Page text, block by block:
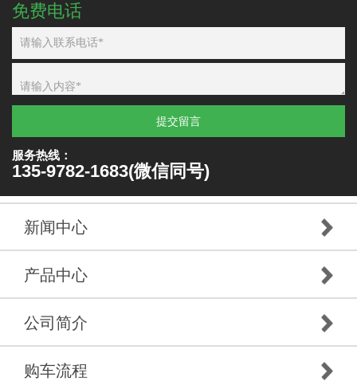
免费电话
提交留言
服务热线：
135-9782-1683(微信同号)
新闻中心
产品中心
公司简介
购车流程